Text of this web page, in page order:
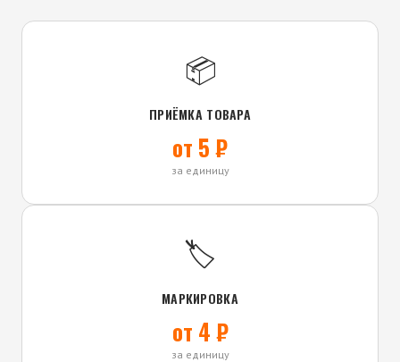
📦
ПРИЁМКА ТОВАРА
от 5 ₽
за единицу
🏷️
МАРКИРОВКА
от 4 ₽
за единицу